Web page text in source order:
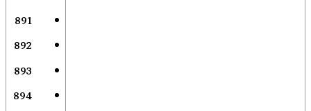
891
892
893
894